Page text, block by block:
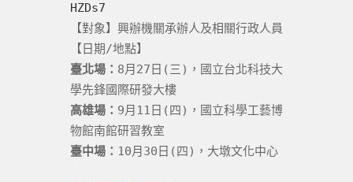
HZDs7
【對象】興辦機關承辦人及相關行政人員
【日期/地點】
臺北場： 8月27日(三)，國立台北科技大
學先鋒國際研發大樓
高雄場： 9月11日(四)，國立科學工藝博
物館南館研習教室
臺中場： 10月30日(四)，大墩文化中心